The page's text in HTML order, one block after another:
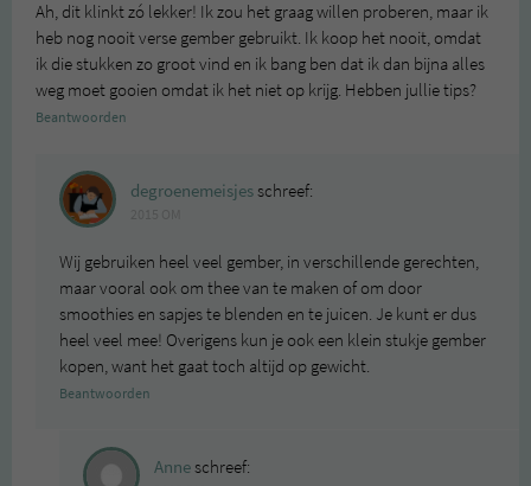
Ah, dit klinkt zó lekker! Ik zou het graag willen proberen, maar ik
heb nog nooit verse gember gebruikt. Ik koop het nooit, omdat
ik die stukken zo groot vind en ik bang ben dat ik dan bijna alles
weg moet gooien omdat ik het niet op krijg. Hebben jullie tips?
Beantwoorden
degroenemeisjesschreef:
Wij gebruiken heel veel gember, in verschillende gerechten,
maar vooral ook om thee van te maken of om door
smoothies en sapjes te blenden en te juicen. Je kunt er dus
heel veel mee! Overigens kun je ook een klein stukje gember
kopen, want het gaat toch altijd op gewicht.
Beantwoorden
Anneschreef: